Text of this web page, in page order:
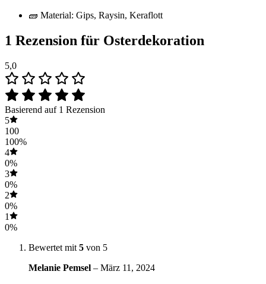
🧱 Material: Gips, Raysin, Keraflott
1 Rezension für Osterdekoration
5,0
Basierend auf 1 Rezension
5
100
100%
4
0%
3
0%
2
0%
1
0%
Bewertet mit 5 von 5
Melanie Pemsel – März 11, 2024